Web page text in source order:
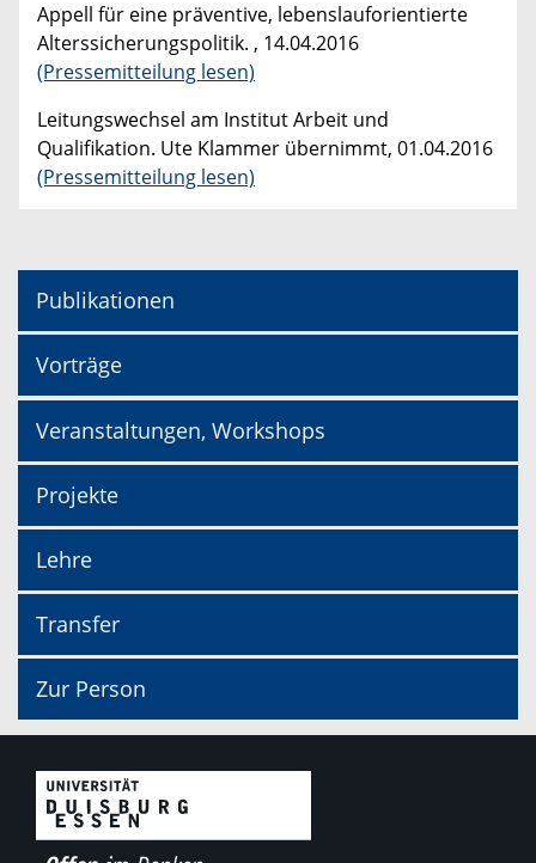
Appell für eine präventive, lebenslauforientierte
Alterssicherungspolitik. , 14.04.2016
(Pressemitteilung lesen)
Leitungswechsel am Institut Arbeit und
Qualifikation. Ute Klammer übernimmt, 01.04.2016
(Pressemitteilung lesen)
Publikationen
Vorträge
Veranstaltungen, Workshops
Projekte
Lehre
Transfer
Zur Person